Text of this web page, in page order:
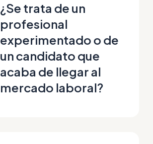
¿Se trata de un
profesional
experimentado o de
un candidato que
acaba de llegar al
mercado laboral?